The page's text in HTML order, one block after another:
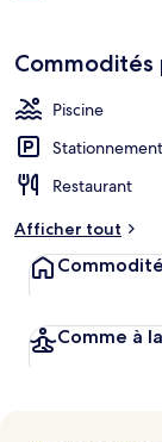
Commodités
Piscine
Restaurant
Afficher tout
Comme à